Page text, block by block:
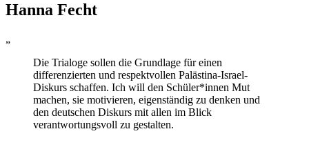
Hanna Fecht
„
Die Trialoge sollen die Grundlage für einen
differenzierten und respektvollen Palästina-Israel-
Diskurs schaffen. Ich will den Schüler*innen Mut
machen, sie motivieren, eigenständig zu denken und
den deutschen Diskurs mit allen im Blick
verantwortungsvoll zu gestalten.